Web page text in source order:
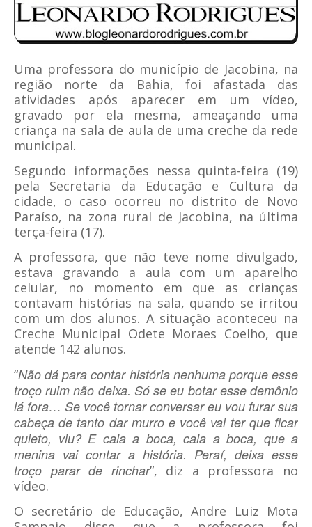
Uma professora do município de Jacobina, na
região norte da Bahia, foi afastada das
atividades após aparecer em um vídeo,
gravado por ela mesma, ameaçando uma
criança na sala de aula de uma creche da rede
municipal.
Segundo informações nessa quinta-feira (19)
pela Secretaria da Educação e Cultura da
cidade, o caso ocorreu no distrito de Novo
Paraíso, na zona rural de Jacobina, na última
terça-feira (17).
A professora, que não teve nome divulgado,
estava gravando a aula com um aparelho
celular, no momento em que as crianças
contavam histórias na sala, quando se irritou
com um dos alunos. A situação aconteceu na
Creche Municipal Odete Moraes Coelho, que
atende 142 alunos.
“Não dá para contar história nenhuma porque esse
troço ruim não deixa. Só se eu botar esse demônio
lá fora… Se você tornar conversar eu vou furar sua
cabeça de tanto dar murro e você vai ter que ficar
quieto, viu? E cala a boca, cala a boca, que a
menina vai contar a história. Peraí, deixa esse
troço parar de rinchar”, diz a professora no
vídeo.
O secretário de Educação, Andre Luiz Mota